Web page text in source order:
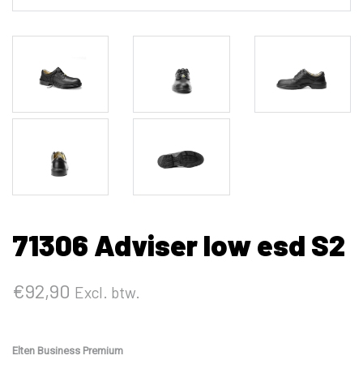
71306 Adviser low esd S2
€92,90 Excl. btw.
Elten Business Premium